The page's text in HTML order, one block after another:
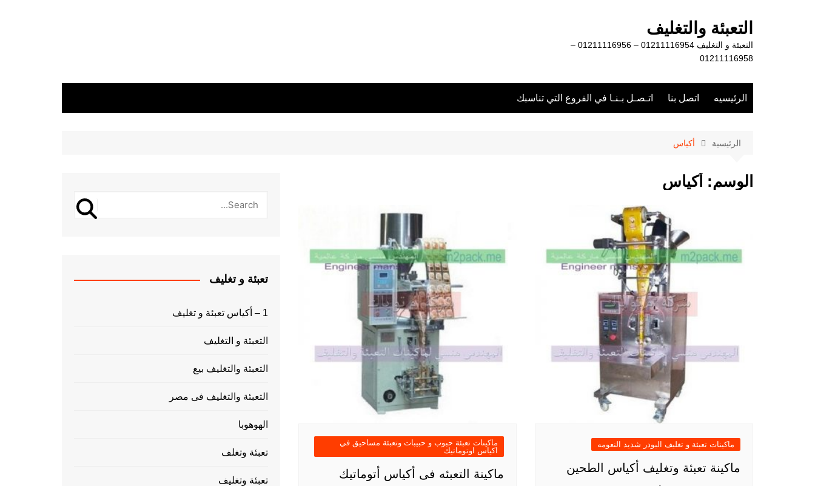
التعبئة والتغليف
التعبئة و التغليف 01211116954 – 01211116956 –
01211116958
الرئيسيه اتصل بنا اتـصـل بـنـا في الفروع التي تناسبك
الرئيسية أكياس
الوسم: أكياس
ماكينات تعبئة و تغليف البودر شديد النعومه
ماكينة تعبئة وتغليف أكياس الطحين
ماكينات تعبئة حبوب و حبيبات وتعبئة مساحيق في
اكياس اوتوماتيك
ماكينة التعبئه فى أكياس أتوماتيك
تعبئة و تغليف
1 – أكياس تعبئة و تغليف
التعبئة و التغليف
التعبئة والتغليف بيع
التعبئة والتغليف فى مصر
الهوهوبا
تعبئة وتغلف
تعبئة وتغليف